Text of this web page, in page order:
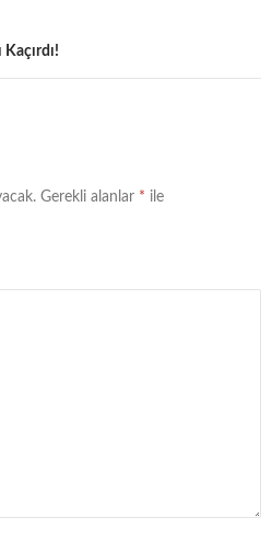
Kaçırdı!
Gerekli alanlar * ile